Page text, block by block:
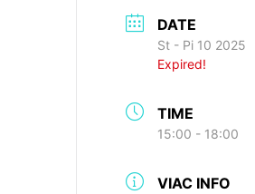
DATE
St - Pi 10 2025
Expired!
TIME
15:00 - 18:00
VIAC INFO